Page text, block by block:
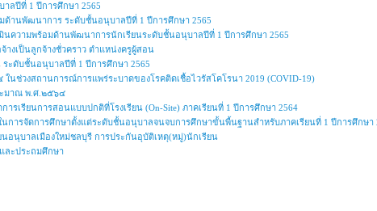
ลปีที่ 1 ปีการศึกษา 2565
ด้านพัฒนาการ ระดับชั้นอนุบาลปีที่ 1 ปีการศึกษา 2565
นความพร้อมด้านพัฒนาการนักเรียนระดับชั้นอนุบาลปีที่ 1 ปีการศึกษา 2565
งเป็นลูกจ้างชั่วคราว ตำแหน่งครูผู้สอน
ระดับชั้นอนุบาลปีที่ 1 ปีการศึกษา 2565
นช่วงสถานการณ์การแพร่ระบาดของโรคติดเชื้อไวรัสโคโรนา 2019 (COVID-19)
ะมาณ พ.ศ.๒๕๖๔
ารเรียนการสอนแบบปกติที่โรงเรียน (On-Site) ภาคเรียนที่ 1 ปีการศึกษา 2564
นการจัดการศึกษาตั้งแต่ระดับชั้นอนุบาลจนจบการศึกษาขั้นพื้นฐานสำหรับภาคเรียนที่ 1 ปีการศึกษา
อนุบาลเมืองใหม่ชลบุรี การประกันอุบัติเหตุ(หมู่)นักเรียน
ละประถมศึกษา